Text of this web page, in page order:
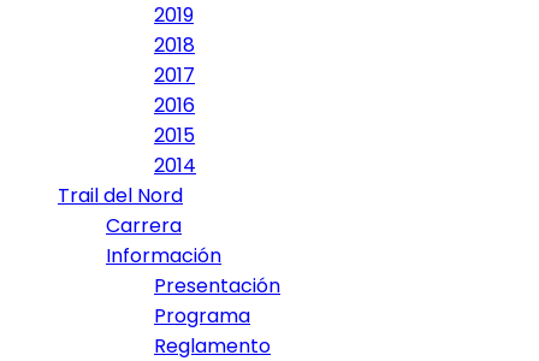
2019
2018
2017
2016
2015
2014
Trail del Nord
Carrera
Información
Presentación
Programa
Reglamento